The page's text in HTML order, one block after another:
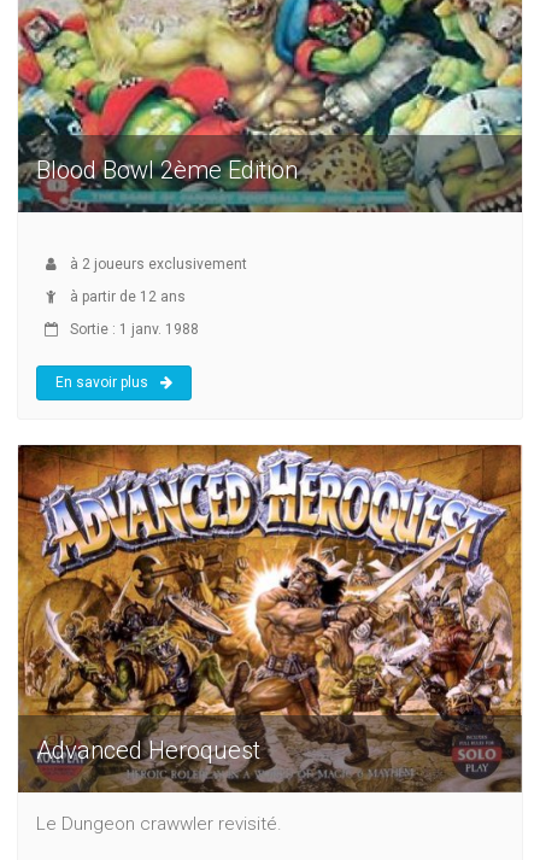
Blood Bowl 2ème Edition
à 2 joueurs exclusivement
à partir de 12 ans
Sortie : 1 janv. 1988
En savoir plus
Advanced Heroquest
Le Dungeon crawwler revisité.